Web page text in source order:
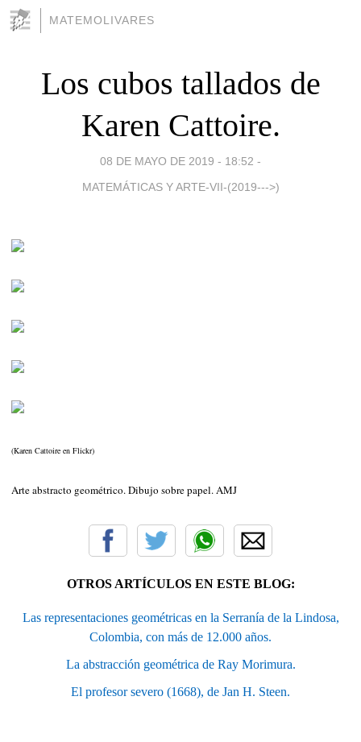
MATEMOLIVARES
Los cubos tallados de
Karen Cattoire.
08 DE MAYO DE 2019 - 18:52 -
MATEMÁTICAS Y ARTE-VII-(2019--->)
(Karen Cattoire en Flickr)
Arte abstracto geométrico. Dibujo sobre papel. AMJ
OTROS ARTÍCULOS EN ESTE BLOG:
Las representaciones geométricas en la Serranía de la Lindosa,
Colombia, con más de 12.000 años.
La abstracción geométrica de Ray Morimura.
El profesor severo (1668), de Jan H. Steen.